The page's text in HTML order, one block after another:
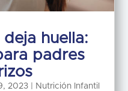
huella:
padres
2023| Nutrición Infantil